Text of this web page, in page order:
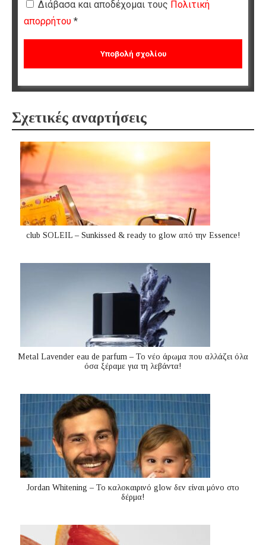
Διάβασα και αποδέχομαι τους Πολιτική
απορρήτου *
Σχετικές αναρτήσεις
club SOLEIL – Sunkissed & ready to glow από την Essence!
Metal Lavender eau de parfum – Το νέο άρωμα που αλλάζει όλα
όσα ξέραμε για τη λεβάντα!
Jordan Whitening – Το καλοκαιρινό glow δεν είναι μόνο στο
δέρμα!